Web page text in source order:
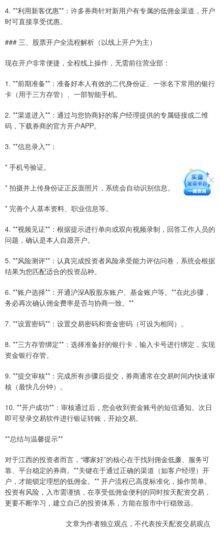
4. **利用新客优惠**：许多券商针对新用户有专属的低佣金渠道，开户
时可直接享受优惠。
### 三、股票开户全流程解析（以线上开户为主）
现在开户非常便捷，全程线上操作，无需前往营业部：
1. **前期准备**：准备好本人有效的二代身份证、一张名下常用的银行
卡（用于三方存管）、一部智能手机。
2. **渠道进入**：通过与您协商好的客户经理提供的专属链接或二维
码，下载券商的官方开户APP。
3. **信息录入**：
* 手机号验证。
* 拍摄并上传身份证正反面照片，系统会自动识别信息。
* 完善个人基本资料、职业信息等。
4. **视频见证**：根据提示进行单向或双向视频录制，回答工作人员的
问题，确认是本人自愿开户。
5. **风险测评**：认真完成投资者风险承受能力评估问卷，系统会根据
结果为您匹配适合的投资品种。
6. **账户选择**：开通沪深A股股东账户、基金账户等。**在此步骤，
务必再次确认佣金费率是否与协商一致。**
7. **设置密码**：设置交易密码和资金密码（可设为相同）。
8. **三方存管绑定**：选择准备好的银行卡，输入卡号进行绑定，实现
资金银行存管。
9. **提交审核**：完成所有步骤后提交，券商通常在交易时间内快速审
核（最快几分钟）。
10. **开户成功**：审核通过后，您会收到资金账号的短信通知。次日
即可登录交易软件进行银证转账，开始交易。
**总结与温馨提示**
对于江西的投资者而言，“哪家好”的核心在于找到佣金低廉、服务可
靠、平台稳定的券商。**关键在于通过正确的渠道（如客户经理）开
户，才能锁定理想的低佣金。** 开户流程已高度标准化，操作简单。
投资有风险，入市需谨慎，在享受低佣金便利的同时按天配资交易，
更要不断学习，建立自己的投资体系，方能在股市中行稳致远。
文章为作者独立观点，不代表按天配资交易观点